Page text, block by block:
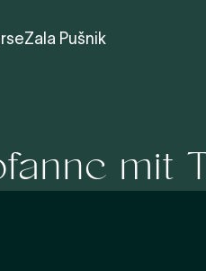
Zala Pušnik
mit